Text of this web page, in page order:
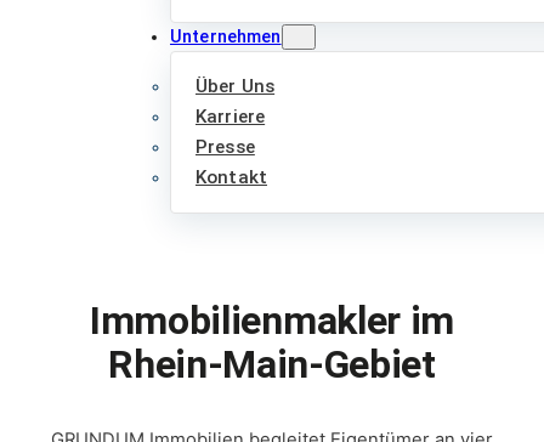
Unternehmen
Über Uns
Karriere
Presse
Kontakt
Immobilienmakler im
Rhein-Main-Gebiet